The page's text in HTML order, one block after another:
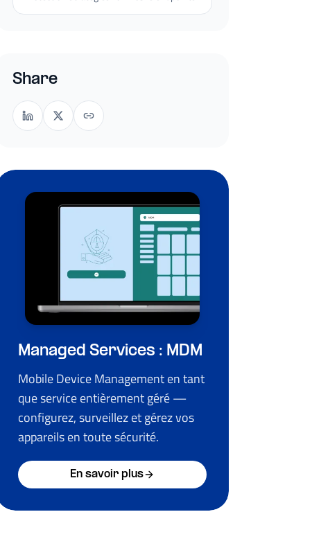
Share
Managed Services : MDM
Mobile Device Management en tant
que service entièrement géré —
configurez, surveillez et gérez vos
appareils en toute sécurité.
En savoir plus